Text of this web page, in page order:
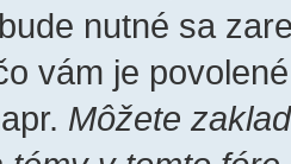
nutné sa
vám je
Môžete